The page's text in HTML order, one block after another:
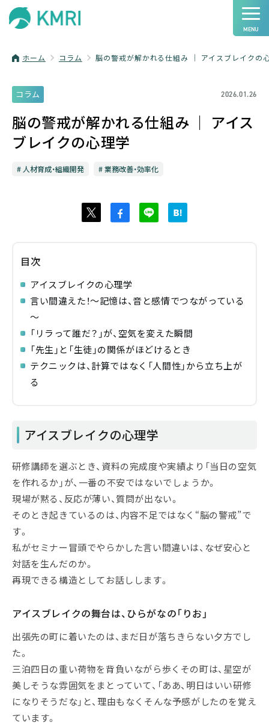
ホーム コラム 脳の警戒が解かれる仕組み ｜ アイスブレイクの
コラム 2026.01.26
脳の警戒が解かれる仕組み ｜ アイス
ブレイクの心理学
人材育成・組織開発 業務改善・効率化
目次
アイスブレイクの心理学
言い間違えた！～記憶は、音と感情でつながっている
～
「リラって誰だ？」が、空気を変えた瞬間
「先生」と「生徒」の関係がほどけるとき
テクニックは、計算ではなく「人間性」から立ち上が
る
アイスブレイクの心理学
研修講師を選ぶとき、資料の完成度や実績より「当日の空気
を作れるか」が、一番の不安ではないでしょうか。
現場が黙る、反応が薄い、質問が出ない。
そのとき起きているのは、内容不足ではなく“脳の警戒”で
す。
私がセミナー冒頭でやらかした言い間違いは、なぜ安心と
対話を生んだのか。
再現できる構造としてお話しします。
アイスブレイクの舞台は、ひらがなの「りお」
出張先の町に着いたのは、まだ日が落ちきらない夕方でし
た。
三泊四日の重い荷物を背負いながら歩くその町は、星空が
美しそうな雰囲気をまとっていて、「ああ、明日はいい研修
になりそうだな」と、理由もなくそんな予感がしたのを覚え
ています。